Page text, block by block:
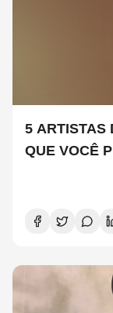
5 ARTISTAS
QUE VOCÊ